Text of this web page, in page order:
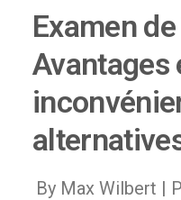
Examen
Avantages
By Max Wilbert |